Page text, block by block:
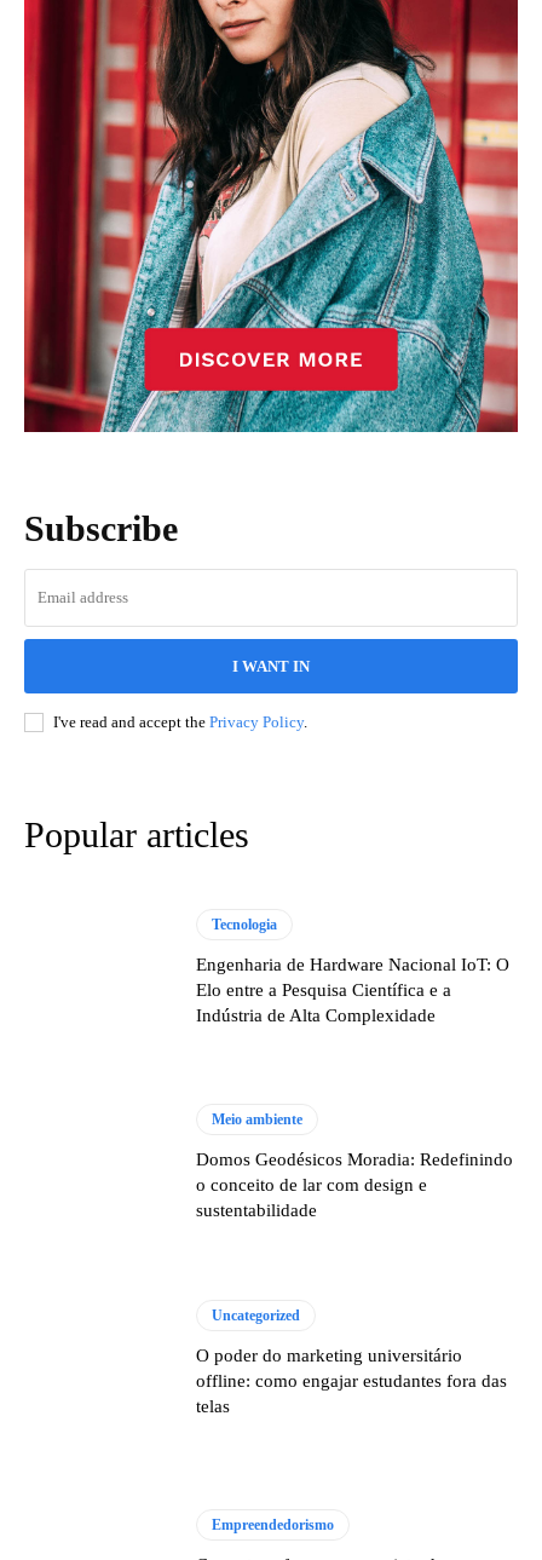
Subscribe
I WANT IN
I've read and accept the Privacy Policy.
Popular articles
Tecnologia
Engenharia de Hardware Nacional IoT: O
Elo entre a Pesquisa Científica e a
Indústria de Alta Complexidade
Meio ambiente
Domos Geodésicos Moradia: Redefinindo
o conceito de lar com design e
sustentabilidade
Uncategorized
O poder do marketing universitário
offline: como engajar estudantes fora das
telas
Empreendedorismo